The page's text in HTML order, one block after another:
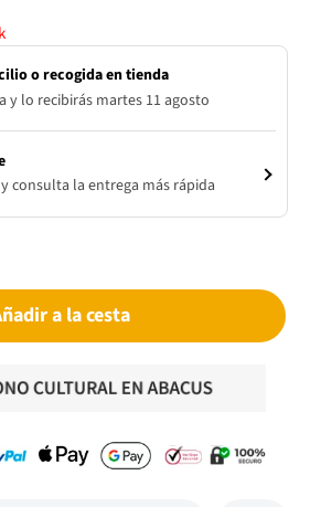
o recogida en tienda
y lo recibirás martes 11 agosto
consulta la entrega más rápida
a la cesta